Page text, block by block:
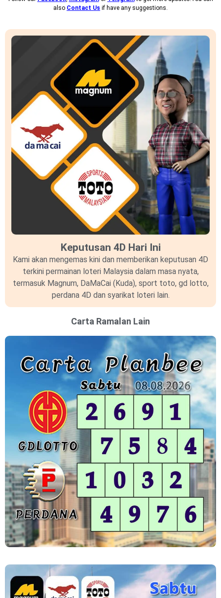
also Contact Us if have any suggestions.
Keputusan 4D Hari Ini
Kami akan mengemas kini dan memberikan keputusan 4D
terkini permainan loteri Malaysia dalam masa nyata,
termasuk Magnum, DaMaCai (Kuda), sport toto, gd lotto,
perdana 4D dan syarikat loteri lain.
Carta Ramalan Lain